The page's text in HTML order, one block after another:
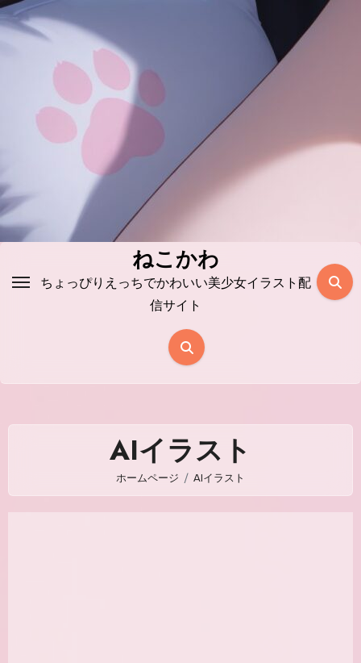
コ
ン
ッ
プ
ねこかわ
ちょっぴりえっちでかわいい美少女イラスト配
信サイト
AIイラスト
ホームページ AIイラスト